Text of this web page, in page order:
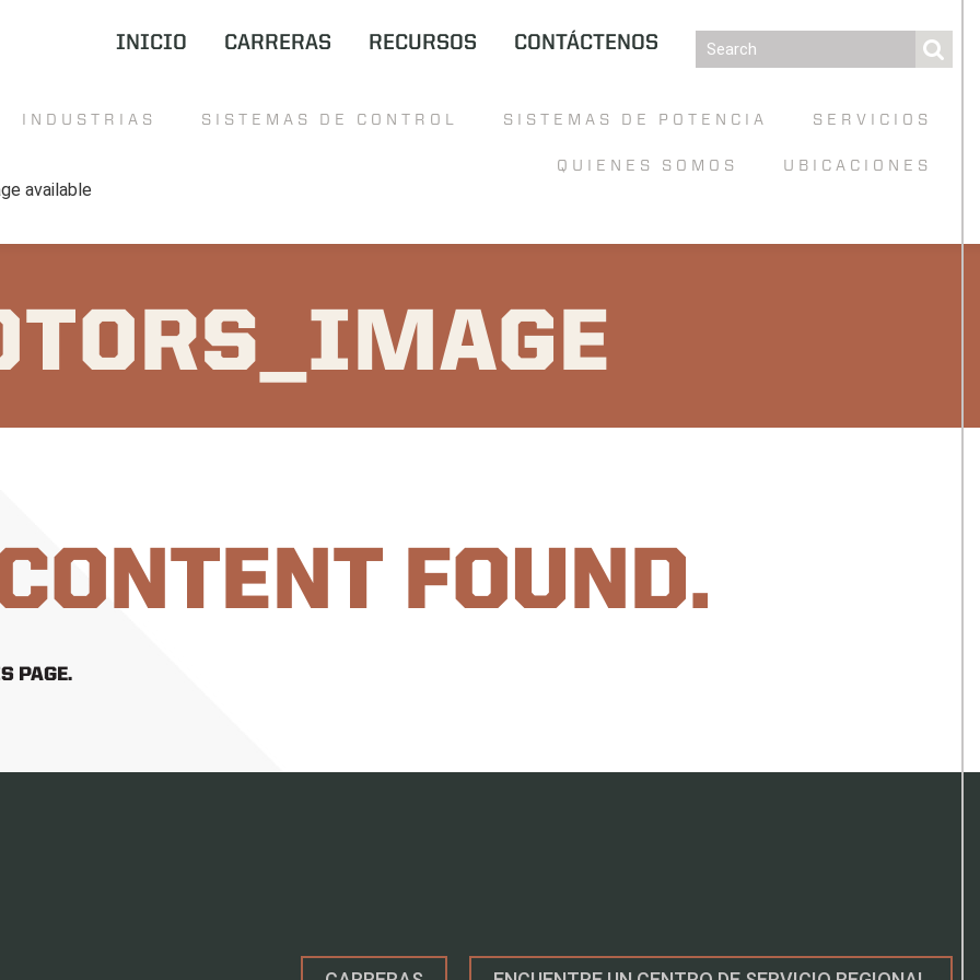
INICIO CARRERAS RECURSOS CONTÁCTENOS
INDUSTRIAS SISTEMAS DE CONTROL SISTEMAS DE POTENCIA SERVICIOS
QUIENES SOMOS UBICACIONES
FOUND.
PAGE.